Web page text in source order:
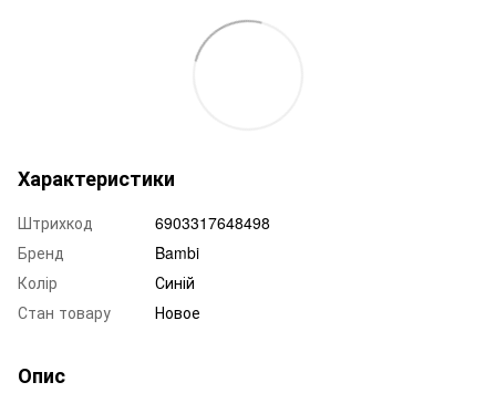
Характеристики
Штрихкод
6903317648498
Бренд
Bambi
Колір
Синій
Стан товару
Новое
Опис